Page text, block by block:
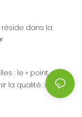
dans la
: le « point de
la qualité. ⚡⚙️